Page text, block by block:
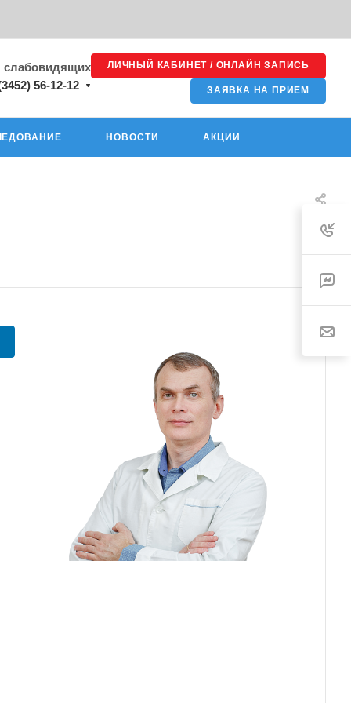
слабовидящих
56-12-12
ЛИЧНЫЙ КАБИНЕТ / ОНЛАЙН ЗАПИСЬ
ЗАЯВКА НА ПРИЕМ
НОВОСТИ АКЦИИ